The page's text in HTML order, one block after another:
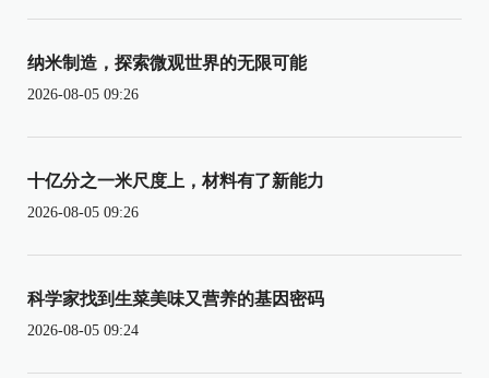
纳米制造，探索微观世界的无限可能
2026-08-05 09:26
十亿分之一米尺度上，材料有了新能力
2026-08-05 09:26
科学家找到生菜美味又营养的基因密码
2026-08-05 09:24